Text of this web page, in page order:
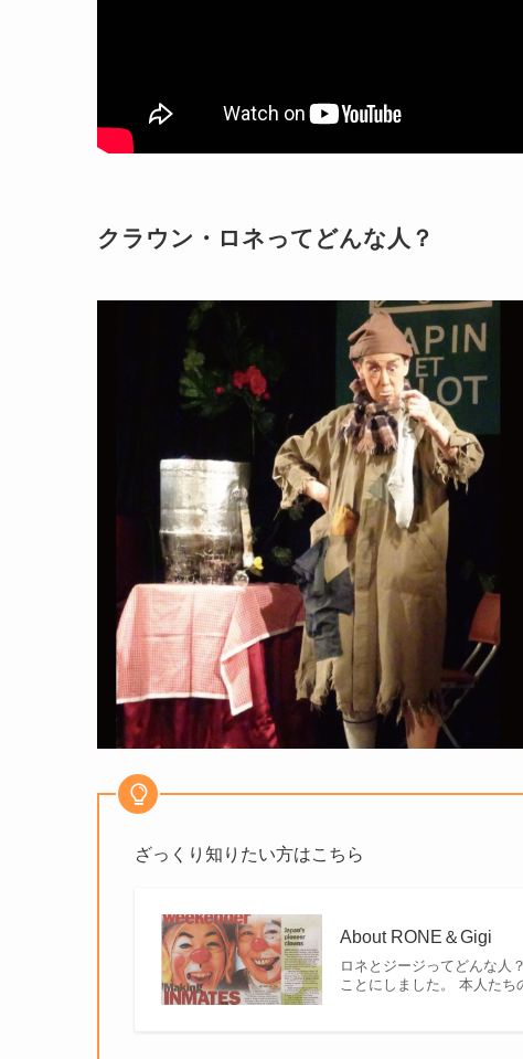
クラウン・ロネってどんな人？
ざっくり知りたい方はこちら
About RONE＆Gigi
ロネとジージってどんな人
ことにしました。 本人た